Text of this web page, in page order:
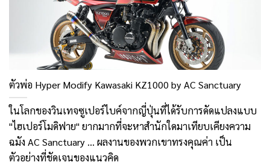
ตัวพ่อ Hyper Modify Kawasaki KZ1000 by AC Sanctuary
ในโลกของวินเทจซูเปอร์ไบค์จากญี่ปุ่นที่ได้รับการดัดแปลงแบบ
"ไฮเปอร์โมดิฟาย" ยากมากที่จะหาสำนักใดมาเทียบเคียงความ
ฉมัง AC Sanctuary ... ผลงานของพวกเขาทรงคุณค่า เป็น
ตัวอย่างที่ชัดเจนของแนวคิด